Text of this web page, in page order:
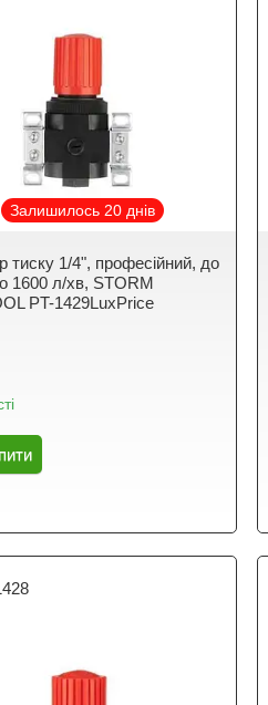
Залишилось 20 днів
тиску 1/4", професійний, до
1600 л/хв, STORM
PT-1429LuxPrice